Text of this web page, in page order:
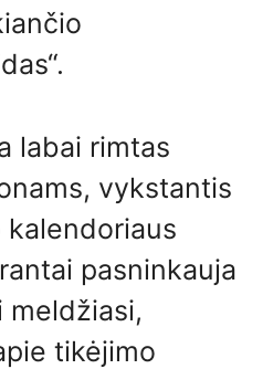
labai rimtas
vykstantis
pasninkauja
meldžiasi,
tikėjimo